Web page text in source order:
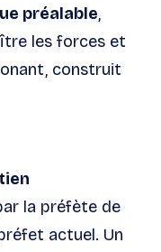
préalable,
les forces et
construit
la préfète de
actuel. Un